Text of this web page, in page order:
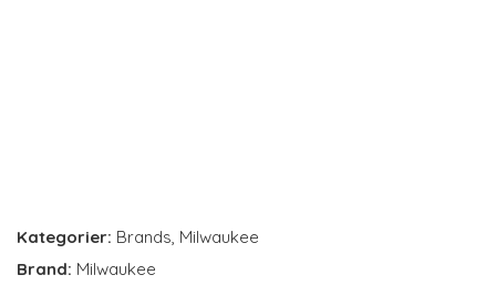
Kategorier: Brands, Milwaukee
Brand: Milwaukee